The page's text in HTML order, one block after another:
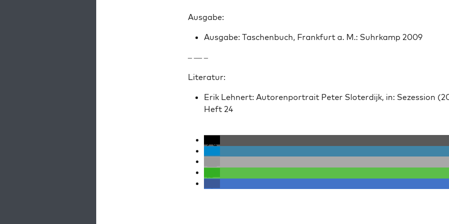
Aus­gabe:
Aus­gabe: Taschen­buch, Frank­furt a. M.: Suhrkamp 2009
– — –
Lit­er­atur:
Erik Lehn­ert: Autoren­por­trait Peter Slo­ter­dijk, in: Sezes­sion
Heft 24